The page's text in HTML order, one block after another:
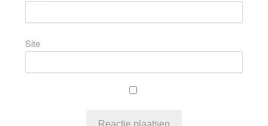
Site